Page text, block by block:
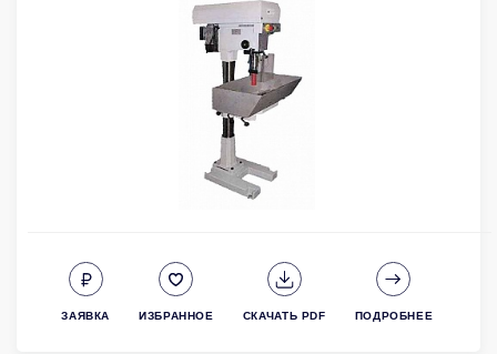
ЗАЯВКА ИЗБРАННОЕ СКАЧАТЬ PDF ПОДРОБНЕЕ